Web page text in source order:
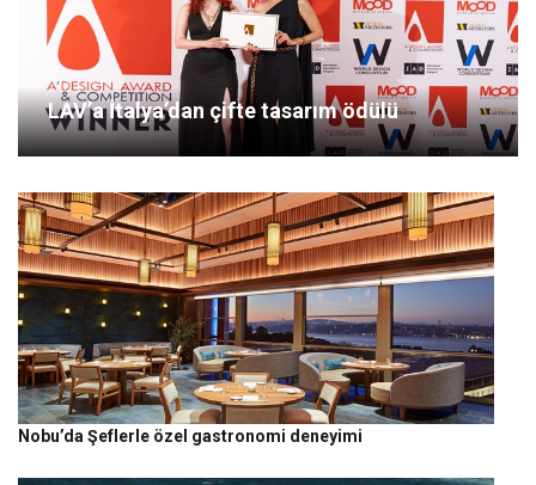
LAV’a İtalya’dan çifte tasarım ödülü
Nobu’da Şeflerle özel gastronomi deneyimi